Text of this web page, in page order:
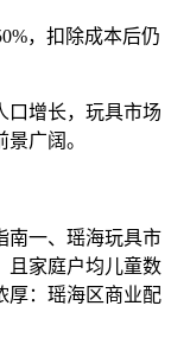
，扣除成本后仍
口增长，玩具市场
广阔。
南一、瑶海玩具市
且家庭户均儿童数
厚：瑶海区商业配